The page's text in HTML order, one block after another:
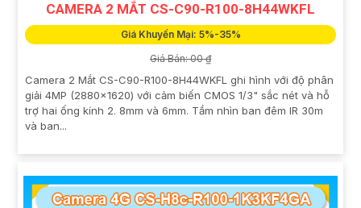
CAMERA 2 MẮT CS-C90-R100-8H44WKFL
Giá Khuyến Mại: 5%-35%
Giá Bán: 00 ₫
Camera 2 Mắt CS-C90-R100-8H44WKFL ghi hình với độ phân
giải 4MP (2880x1620) với cảm biến CMOS 1/3" sắc nét và hỗ
trợ hai ống kính 2. 8mm và 6mm. Tầm nhìn ban đêm IR 30m
và ban...